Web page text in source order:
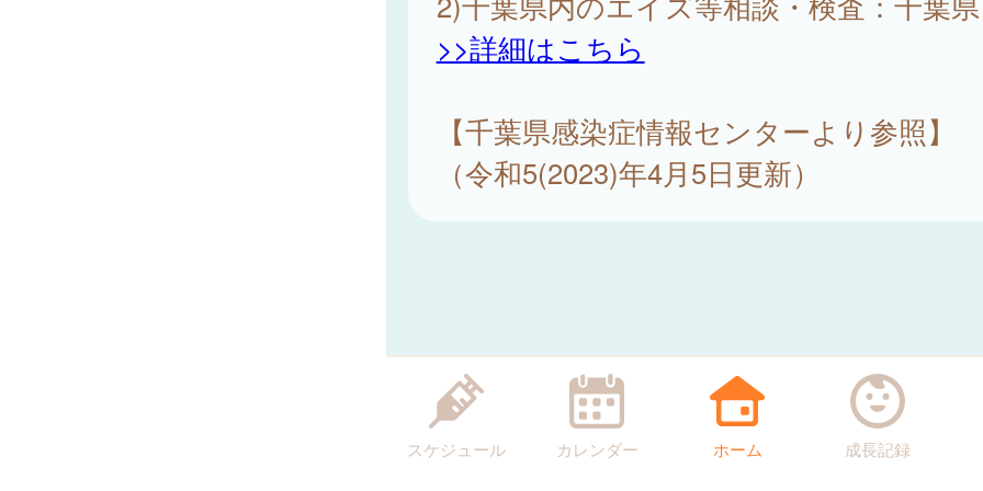
>>詳細はこちら
【千葉県感染症情報センターより参照】
（令和5(2023)年4月5日更新）
スケジュール カレンダー ホーム 成長記録